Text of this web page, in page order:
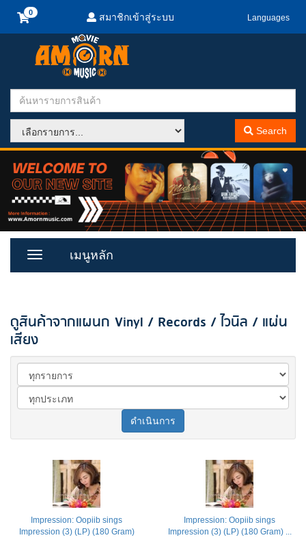
สมาชิกเข้าสู่ระบบ Languages
Search
Toggle
เมนูหลัก
ดูสินค้าจากแผนก Vinyl / Records / ไวนิล / แผ่น
เสียง
ดำเนินการ
Impression: Oopiib sings
Impression (3) (LP) (180 Gram)
Impression: Oopiib sings
Impression (3) (LP) (180 Gram) ...